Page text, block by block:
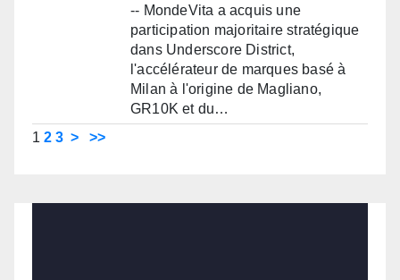
-- MondeVita a acquis une
participation majoritaire stratégique
dans Underscore District,
l'accélérateur de marques basé à
Milan à l'origine de Magliano,
GR10K et du…
1 2 3 > >>